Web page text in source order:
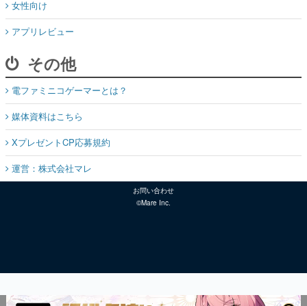
女性向け
アプリレビュー
その他
電ファミニコゲーマーとは？
媒体資料はこちら
XプレゼントCP応募規約
運営：株式会社マレ
お問い合わせ
©Mare Inc.